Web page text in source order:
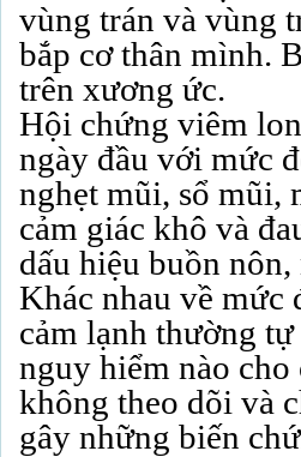
vùng trán và vùng
bắp cơ thân mình.
trên xương ức.
Hội chứng viêm
ngày đầu với mức
nghẹt mũi, sổ mũi,
cảm giác khô và
dấu hiệu buồn
Khác nhau về mức
cảm lạnh thường
nguy hiểm nào
không theo dõi và
gây những biến